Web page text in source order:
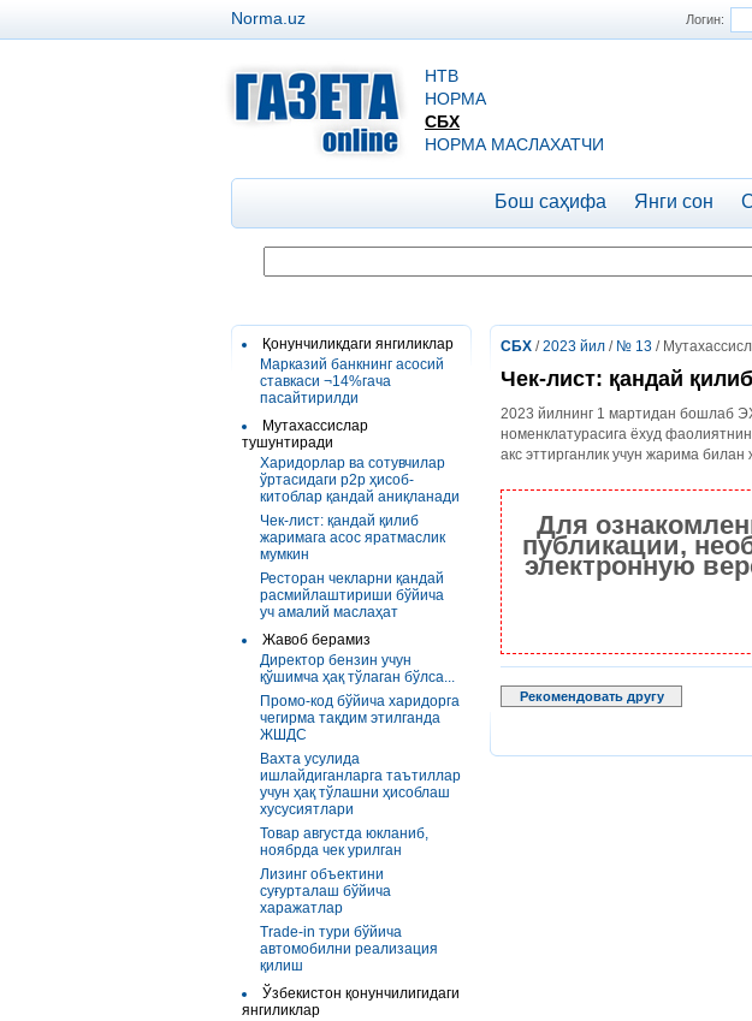
Логин:
Norma.uz
НТВ
НОРМА
СБХ
НОРМА МАСЛАХАТЧИ
Бош саҳифа Янги сон
Қонунчиликдаги янгиликлар
Марказий банкнинг асосий
ставкаси ¬14%гача
пасайтирилди
Мутахассислар
тушунтиради
Харидорлар ва сотувчилар
ўртасидаги р2р ҳисоб-
китоблар қандай аниқланади
Чек-лист: қандай қилиб
жаримага асос яратмаслик
мумкин
Ресторан чекларни қандай
расмийлаштириши бўйича
уч амалий маслаҳат
Жавоб берамиз
Директор бензин учун
қўшимча ҳақ тўлаган бўлса...
Промо-код бўйича харидорга
чегирма тақдим этилганда
ЖШДС
Вахта усулида
ишлайдиганларга таътиллар
учун ҳақ тўлашни ҳисоблаш
хусусиятлари
Товар августда юкланиб,
ноябрда чек урилган
Лизинг объектини
суғурталаш бўйича
харажатлар
Trade-in тури бўйича
автомобилни реализация
қилиш
Ўзбекистон қонунчилигидаги
янгиликлар
СБХ /2023 йил / № 13 /
Чек-лист: қандай
2023 йилнинг 1 мартидан бошлаб
номенклатурасига ёхуд
акс эттирганлик учун жарима
Для
публикации,
электронную
Рекомендовать другу